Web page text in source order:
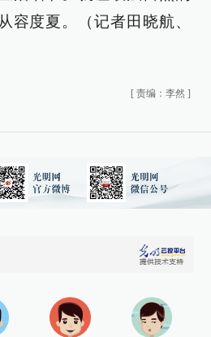
容度夏。（记者田晓航、
[ 责编：李然 ]